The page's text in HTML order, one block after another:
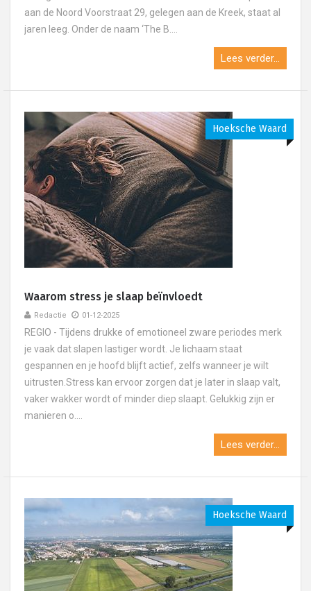
aan de Noord Voorstraat 29, gelegen aan de Kreek, staat al
jaren leeg. Onder de naam ‘The B....
Lees verder...
Hoeksche Waard
Waarom stress je slaap beïnvloedt
Redactie 01-12-2025
REGIO - Tijdens drukke of emotioneel zware periodes merk
je vaak dat slapen lastiger wordt. Je lichaam staat
gespannen en je hoofd blijft actief, zelfs wanneer je wilt
uitrusten.Stress kan ervoor zorgen dat je later in slaap valt,
vaker wakker wordt of minder diep slaapt. Gelukkig zijn er
manieren o....
Lees verder...
Hoeksche Waard